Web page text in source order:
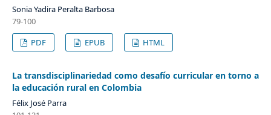
Sonia Yadira Peralta Barbosa
79-100
PDF
EPUB HTML
La transdisciplinariedad como desafío curricular en torno a
la educación rural en Colombia
Félix José Parra